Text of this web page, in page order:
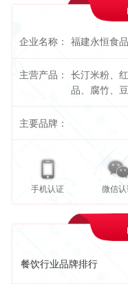
企业名称： 福建永恒食
主营产品： 长汀米粉、
品、腐竹、
主要品牌：
手机认证 微信
餐饮行业品牌排行